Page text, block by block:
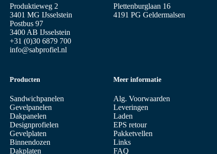
Produktieweg 2
3401 MG IJsselstein
Postbus 97
3400 AB IJsselstein
+31 (0)30 6879 700
info@sabprofiel.nl
Producten
Sandwichpanelen
Gevelpanelen
Dakpanelen
Designprofielen
Gevelplaten
Binnendozen
Dakplaten
Meer informatie
Alg. Voorwaarden
Leveringen
Laden
EPS retour
Pakketvellen
Links
FAQ
Plettenburglaan 16
4191 PG Geldermalsen